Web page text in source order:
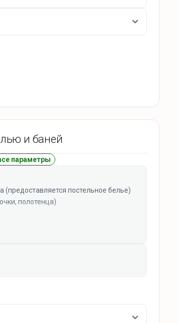
и баней
параметры
постельное белье)
полотенца)
платные)